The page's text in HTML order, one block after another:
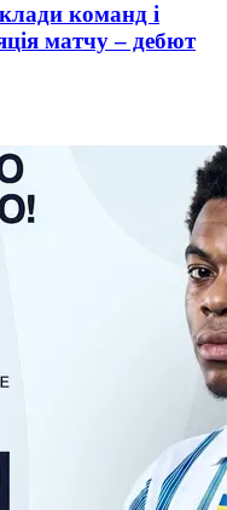
команд і
матчу – дебют